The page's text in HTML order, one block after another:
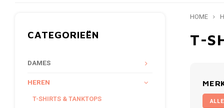
CATEGORIEËN
DAMES
HEREN
T-SHIRTS & TANKTOPS
HOME
T-